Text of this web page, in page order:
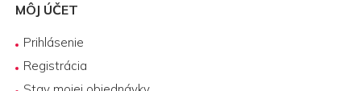
MÔJ ÚČET
Prihlásenie
Registrácia